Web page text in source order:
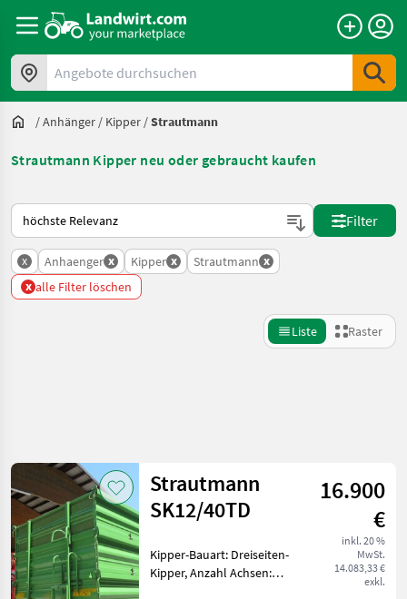
Angebote durchsuchen
/Anhänger / Kipper /Strautmann
Strautmann Kipper neu oder gebraucht kaufen
So wird auf Landwirt.com sortiert
Filter
x Anhaenger x Kipper x Strautmann x
x alle Filter löschen
Liste Raster
Kategorie 4 Land Filter
AKTUELLER
PFAD
Landtechnik
Zurücksetzen
Ergebnisse
anzeigen
Strautmann
SK12/40TD
16.900
€
inkl. 20 %
MwSt.
14.083,33 €
exkl.
Kipper-Bauart: Dreiseiten-
Kipper, Anzahl Achsen: